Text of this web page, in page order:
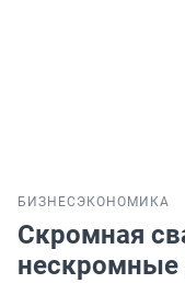
БИЗНЕС ЭКОНОМИКА
Скромная
нескромные